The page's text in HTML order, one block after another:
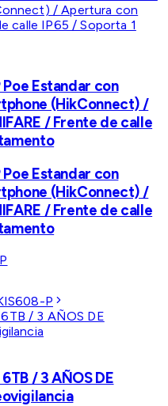
Estandar con
(HikConnect) /
/ Frente de calle
Estandar con
(HikConnect) /
/ Frente de calle
P
/ 3 AÑOS DE